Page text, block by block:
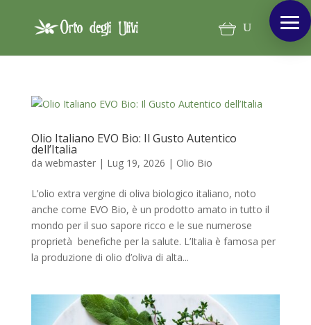
Olio Italiano EVO Bio: Il Gusto Autentico
dell’Italia
da webmaster| Lug 19, 2026 | Olio Bio
L’olio extra vergine di oliva biologico italiano, noto
anche come EVO Bio, è un prodotto amato in tutto il
mondo per il suo sapore ricco e le sue numerose
proprietà benefiche per la salute. L’Italia è famosa per
la produzione di olio d’oliva di alta...